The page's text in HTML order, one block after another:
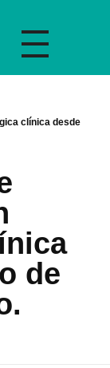
clínica desde
de